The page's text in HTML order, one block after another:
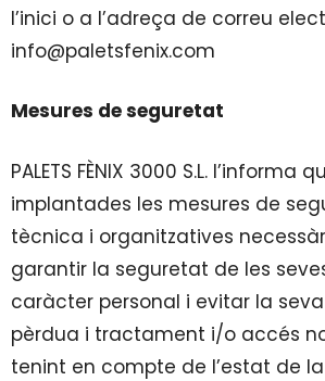
l’inici o a l’adreça de correu
info@paletsfenix.com
Mesures de seguretat
PALETS FÈNIX 3000 S.L. l’informa
implantades les mesures de
tècnica i organitzatives
garantir la seguretat de les
caràcter personal i evitar la
pèrdua i tractament i/o accés
tenint en compte de l’estat de